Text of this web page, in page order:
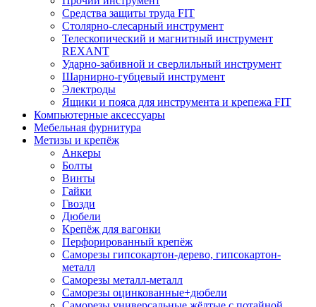
Средства защиты труда FIT
Столярно-слесарный инструмент
Телескопический и магнитный инструмент
REXANT
Ударно-забивной и сверлильный инструмент
Шарнирно-губцевый инструмент
Электроды
Ящики и пояса для инструмента и крепежа FIT
Компьютерные аксессуары
Мебельная фурнитура
Метизы и крепёж
Анкеры
Болты
Винты
Гайки
Гвозди
Дюбели
Крепёж для вагонки
Перфорированный крепёж
Саморезы гипсокартон-дерево, гипсокартон-
металл
Саморезы металл-металл
Саморезы оцинкованные+дюбели